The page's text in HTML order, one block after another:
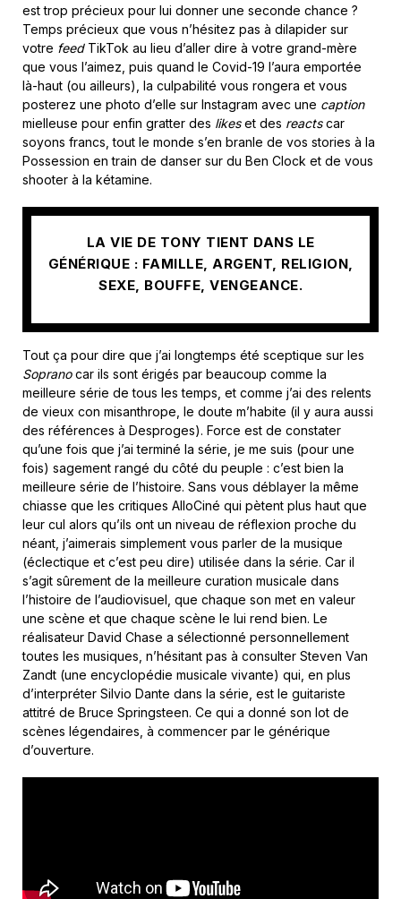
est trop précieux pour lui donner une seconde chance ?
Temps précieux que vous n’hésitez pas à dilapider sur
votre feedTikTok au lieu d’aller dire à votre grand-mère
que vous l’aimez, puis quand le Covid-19 l’aura emportée
là-haut (ou ailleurs), la culpabilité vous rongera et vous
posterez une photo d’elle sur Instagram avec une caption
mielleuse pour enfin gratter des likeset des reactscar
soyons francs, tout le monde s’en branle de vos stories à la
Possession en train de danser sur du Ben Clock et de vous
shooter à la kétamine.
LA VIE DE TONY TIENT DANS LE
GÉNÉRIQUE : FAMILLE, ARGENT, RELIGION,
SEXE, BOUFFE, VENGEANCE.
Tout ça pour dire que j’ai longtemps été sceptique sur les
Sopranocar ils sont érigés par beaucoup comme la
meilleure série de tous les temps, et comme j’ai des relents
de vieux con misanthrope, le doute m’habite (il y aura aussi
des références à Desproges). Force est de constater
qu’une fois que j’ai terminé la série, je me suis (pour une
fois) sagement rangé du côté du peuple : c’est bien la
meilleure série de l’histoire. Sans vous déblayer la même
chiasse que les critiques AlloCiné qui pètent plus haut que
leur cul alors qu’ils ont un niveau de réflexion proche du
néant, j’aimerais simplement vous parler de la musique
(éclectique et c’est peu dire) utilisée dans la série. Car il
s’agit sûrement de la meilleure curation musicale dans
l’histoire de l’audiovisuel, que chaque son met en valeur
une scène et que chaque scène le lui rend bien. Le
réalisateur David Chase a sélectionné personnellement
toutes les musiques, n’hésitant pas à consulter Steven Van
Zandt (une encyclopédie musicale vivante) qui, en plus
d’interpréter Silvio Dante dans la série, est le guitariste
attitré de Bruce Springsteen. Ce qui a donné son lot de
scènes légendaires, à commencer par le générique
d’ouverture.